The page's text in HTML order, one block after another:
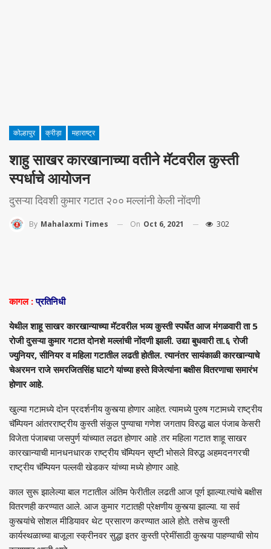
कोल्हापुर क्रीड़ा महाराष्ट्र
शाहु साखर कारखानाच्या वतीने मॅटवरील कुस्ती
स्पर्धाचे आयोजन
दुसऱ्या दिवशी कुमार गटात २०० मल्लांनी केली नोंदणी
By Mahalaxmi Times On Oct 6, 2021 302
कागल :प्रतिनिधी
येथील शाहू साखर कारखान्याच्या मॅटवरील भव्य कुस्ती स्पर्धेत आज मंगळवारी ता 5
रोजी दुसऱ्या कुमार गटात दोनशे मल्लांची नोंदणी झाली. उद्या बुधवारी ता.६ रोजी
ज्युनियर, सीनियर व महिला गटातील लढती होतील. त्यानंतर सायंकाळी कारखान्याचे
चेअरमन राजे समरजितसिंह घाटगे यांच्या हस्ते विजेत्यांना बक्षीस वितरणाचा समारंभ
होणार आहे.
खुल्या गटामध्ये दोन प्रदर्शनीय कुस्त्या होणार आहेत. त्यामध्ये पुरुष गटामध्ये राष्ट्रीय
चॅम्पियन आंतरराष्ट्रीय कुस्ती संकुल पुण्याचा गणेश जगताप विरुद्ध बाल पंजाब केसरी
विजेता पंजाबचा जसपुर्ण यांच्यात लढत होणार आहे .तर महिला गटात शाहू साखर
कारखान्याची मानधनधारक राष्ट्रीय चॅम्पियन सृष्टी भोसले विरुद्ध अहमदनगरची
राष्ट्रीय चॅम्पियन पल्लवी खेडकर यांच्या मध्ये होणार आहे.
काल सुरू झालेल्या बाल गटातील अंतिम फेरीतील लढती आज पूर्ण झाल्या.त्यांचे बक्षीस
वितरणही करण्यात आले. आज कुमार गटातही प्रेक्षणीय कुस्त्या झाल्या. या सर्व
कुस्त्यांचे सोशल मीडियावर थेट प्रसारण करण्यात आले होते. तसेच कुस्ती
कार्यस्थळाच्या बाजूला स्क्रीनवर सुद्धा इतर कुस्ती प्रेमींसाठी कुस्त्या पाहण्याची सोय